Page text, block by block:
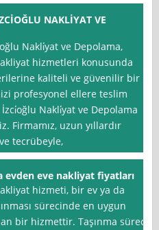
NAKLİYAT VE
Nakli̇yat ve Depolama,
hizmetleri konusunda
kaliteli ve güvenilir bir
profesyonel ellere teslim
Nakli̇yat ve Depolama
Firmamız, uzun yıllardır
tecrübeyle,
evden eve nakliyat fiyatları
hizmeti, bir ev ya da
sürecinde en uygun
bir hizmettir. Taşınma süreci